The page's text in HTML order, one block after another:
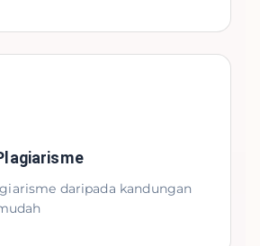
daripada kandungan